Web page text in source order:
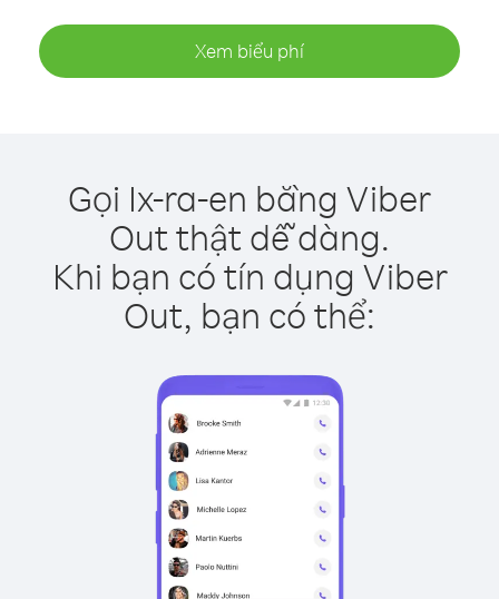
Xem biểu phí
Gọi Ix-ra-en bằng Viber
Out thật dễ dàng.
Khi bạn có tín dụng Viber
Out, bạn có thể: